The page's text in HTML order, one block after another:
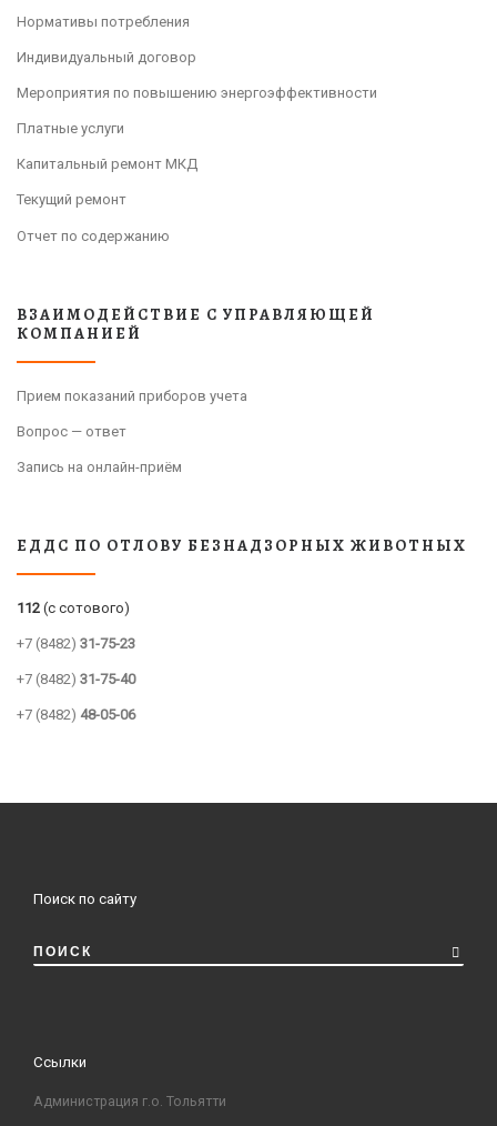
Нормативы потребления
Индивидуальный договор
Мероприятия по повышению энергоэффективности
Платные услуги
Капитальный ремонт МКД
Текущий ремонт
Отчет по содержанию
ВЗАИМОДЕЙСТВИЕ С УПРАВЛЯЮЩЕЙ
КОМПАНИЕЙ
Прием показаний приборов учета
Вопрос — ответ
Запись на онлайн-приём
ЕДДС ПО ОТЛОВУ БЕЗНАДЗОРНЫХ ЖИВОТНЫХ
112 (с сотового)
+7 (8482) 31-75-23
+7 (8482) 31-75-40
+7 (8482) 48-05-06
Поиск по сайту
ПОИСК
Ссылки
Администрация г.о. Тольятти